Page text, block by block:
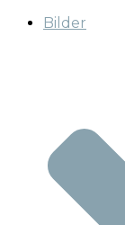
Bilder